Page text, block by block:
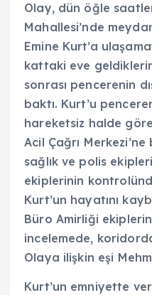
Olay, dün öğle
Mahallesi’nde
Emine Kurt’a
kattaki eve
sonrası pencerenin
baktı. Kurt’u
hareketsiz halde
Acil Çağrı
sağlık ve polis
ekiplerinin
Kurt’un hayatını
Büro Amirliği
incelemede,
Olaya ilişkin eşi
Kurt’un emniyette